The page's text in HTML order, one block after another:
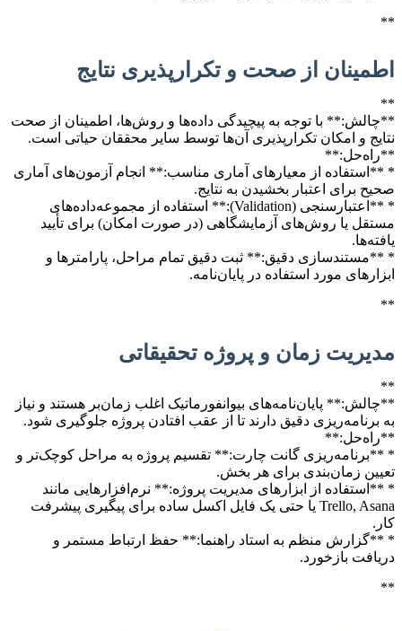
**
اطمینان از صحت و تکرارپذیری نتایج
**
**چالش:** با توجه به پیچیدگی داده‌ها و روش‌ها، اطمینان از صحت
نتایج و امکان تکرارپذیری آن‌ها توسط سایر محققان حیاتی است.
**راه‌حل:**
* **استفاده از معیارهای آماری مناسب:** انجام آزمون‌های آماری
صحیح برای اعتبار بخشیدن به نتایج.
* **اعتبارسنجی (Validation):** استفاده از مجموعه‌داده‌های
مستقل یا روش‌های آزمایشگاهی (در صورت امکان) برای تأیید
یافته‌ها.
* **مستندسازی دقیق:** ثبت دقیق تمام مراحل، پارامترها و
ابزارهای مورد استفاده در پایان‌نامه.
**
مدیریت زمان و پروژه تحقیقاتی
**
**چالش:** پایان‌نامه‌های بیوانفورماتیک اغلب زمان‌بر هستند و نیاز
به برنامه‌ریزی دقیق دارند تا از عقب افتادن پروژه جلوگیری شود.
**راه‌حل:**
* **برنامه‌ریزی گانت چارت:** تقسیم پروژه به مراحل کوچک‌تر و
تعیین زمان‌بندی برای هر بخش.
* **استفاده از ابزارهای مدیریت پروژه:** نرم‌افزارهایی مانند
Trello, Asana یا حتی یک فایل اکسل ساده برای پیگیری پیشرفت
کار.
* **گزارش منظم به استاد راهنما:** حفظ ارتباط مستمر و
دریافت بازخورد.
**